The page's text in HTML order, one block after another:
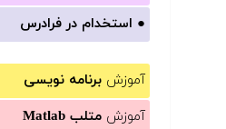
● استخدام در فرادرس
آموزش برنامه نویسی
آموزش متلب Matlab